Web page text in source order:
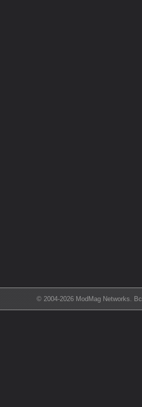
© 2004-2026 ModMag Networks.